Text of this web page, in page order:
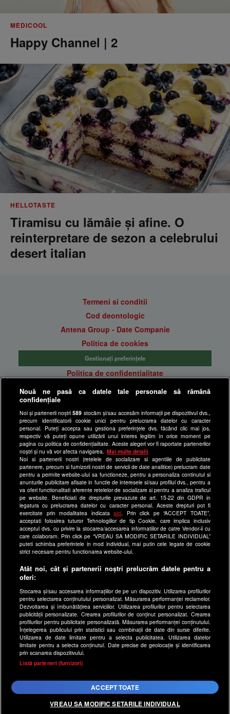
SHARE PE FACEBOOK SHARE PE WHATSAPP
MEDICOOL
Happy Channel | 2
HELLOTASTE
Tiramisu cu lămâie și afine. O
reinterpretare de sezon a celebrului
desert italian
Termeni si conditii
Cod deontologic
Antena Group - Date Companie
Politica de cookies
Gestionați preferințele
Politica de confidentialitate
Anunturi gratuite pe Lajumate.ro
Program Happy Channel
Echipa editorială
Site-uri Antena Group
a1.ro
antenastars.ro
as.ro
catine.ro
chefi.ro
deparinti.ro
medicool.ro
spynews.ro
useit.ro
retetefeldefel.ro
zutv.ro
Trends AntenaPLAY
AntenaPLAY
Acest site este creat si administrat de Digital Antena Group.
Nouă ne pasă ca datele tale personale să rămână
confidențiale
Noi și partenerii noștri589 stocăm și/sau accesăm informații pe dispozitivul dvs.,
precum identificatorii cookie unici pentru prelucrarea datelor cu caracter
personal. Puteți accepta sau gestiona preferințele dvs. făcând clic mai jos,
respectiv vă puteți opune utilizării unui interes legitim în orice moment pe
pagina cu politica de confidențialitate. Aceste alegeri vor fi raportate partenerilor
noștri și nu vă vor afecta navigarea.
Mai multe detalii
Noi si partenerii nostri (retelele de socializare si agentiile de publicitate
partenere, precum si furnizorii nostri de servicii de date analitice) prelucram date
pentru a permite website-ului sa functioneze, pentru a personaliza continutul si
anunturile publicitare afisate in functie de interesele si/sau profilul dvs., pentru a
va oferi functionalitati aferente retelelor de socializare si pentru a analiza traficul
pe website. Beneficiati de drepturile prevazute de art. 15-22 din GDPR in
legatura cu prelucrarea datelor cu caracter personal. Aceste drepturi pot fi
exercitate prin modalitatea indicataaici . Prin click pe “ACCEPT TOATE”,
acceptati folosirea tuturor Tehnologiilor de tip Cookie, care implica inclusiv
acceptul dvs. cu privire la stocarea/accesarea informatiilor de catre Vendor-ii cu
care colaboram. Prin click pe “VREAU SA MODIFIC SETARILE INDIVIDUAL”
puteti schimba preferintele in mod individual, mai putin cele legate de cookie
strict necesare pentru functionarea website-ului.
Atât noi, cât și partenerii noștri prelucrăm datele pentru a
oferi:
Stocarea și/sau accesarea informațiilor de pe un dispozitiv. Utilizarea profilurilor
pentru selectarea conținutului personalizat. Măsurarea performanței reclamelor.
Dezvoltarea și îmbunătățirea serviciilor. Utilizarea profilurilor pentru selectarea
publicității personalizate. Crearea profilurilor de conținut personalizat. Crearea
profilurilor pentru publicitate personalizată. Măsurarea performanței conținutului.
Înțelegerea publicului prin statistici sau combinații de date din surse diferite.
Utilizarea de date limitate pentru a selecta publicitatea. Utilizarea datelor
limitate pentru a selecta conținutul. Date precise de geolocație și identificarea
prin scanarea dispozitivului.
Listă parteneri (furnizori)
ACCEPT TOATE
VREAU SA MODIFIC SETARILE INDIVIDUAL